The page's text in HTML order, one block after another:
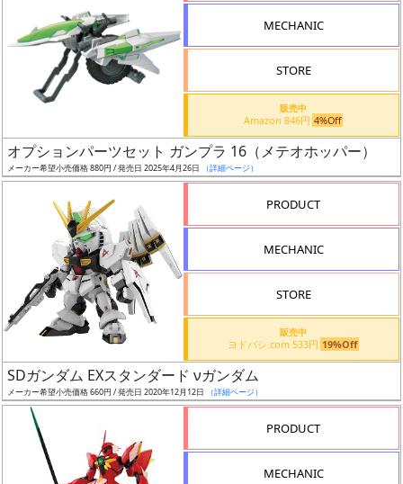
店
舗
最
安
MECHANIC
STORE
販売中
Amazon 846円 4%Off
オプションパーツセット ガンプラ 16（メテオホッパー）
メーカー希望小売価格 880円 / 発売日 2025年4月26日 （詳細ページ）
PRODUCT
MECHANIC
STORE
販売中
ヨドバシ.com 533円 19%Off
SDガンダム EXスタンダード νガンダム
メーカー希望小売価格 660円 / 発売日 2020年12月12日 （詳細ページ）
PRODUCT
MECHANIC